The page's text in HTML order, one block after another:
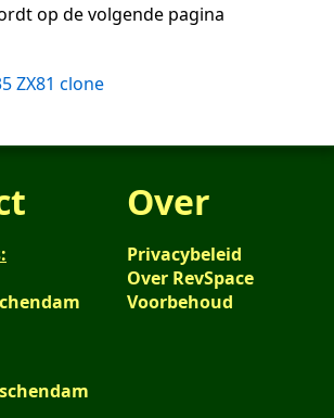
op de volgende pagina
ZX81 clone
Over
Privacybeleid
Over RevSpace
Voorbehoud